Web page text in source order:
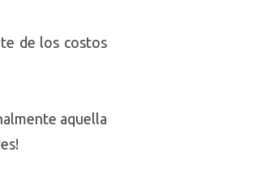
de los costos
aquella